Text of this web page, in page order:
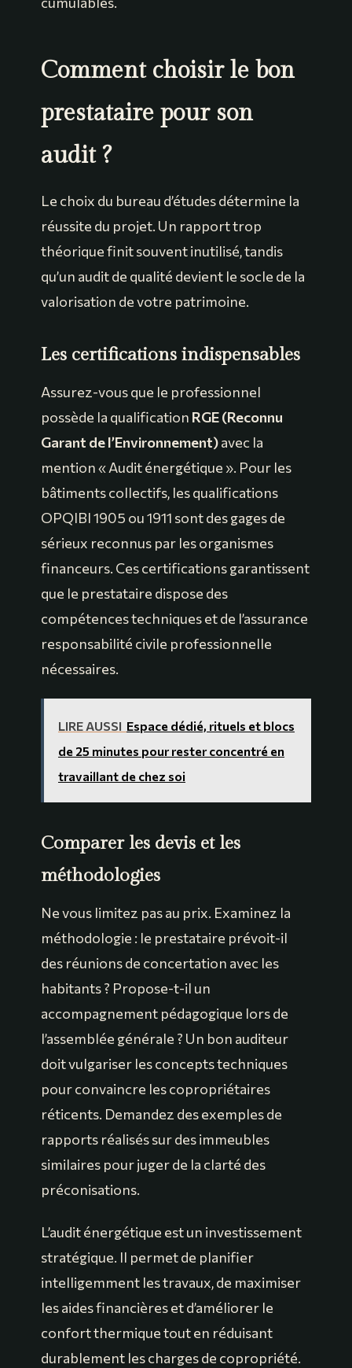
Comment choisir le bon
prestataire pour son
audit ?
Le choix du bureau d’études détermine la
réussite du projet. Un rapport trop
théorique finit souvent inutilisé, tandis
qu’un audit de qualité devient le socle de la
valorisation de votre patrimoine.
Les certifications indispensables
Assurez-vous que le professionnel
possède la qualification RGE (Reconnu
Garant de l’Environnement)avec la
mention « Audit énergétique ». Pour les
bâtiments collectifs, les qualifications
OPQIBI 1905 ou 1911 sont des gages de
sérieux reconnus par les organismes
financeurs. Ces certifications garantissent
que le prestataire dispose des
compétences techniques et de l’assurance
responsabilité civile professionnelle
nécessaires.
LIRE AUSSI Espace dédié, rituels et blocs
de 25 minutes pour rester concentré en
travaillant de chez soi
Comparer les devis et les
méthodologies
Ne vous limitez pas au prix. Examinez la
méthodologie : le prestataire prévoit-il
des réunions de concertation avec les
habitants ? Propose-t-il un
accompagnement pédagogique lors de
l’assemblée générale ? Un bon auditeur
doit vulgariser les concepts techniques
pour convaincre les copropriétaires
réticents. Demandez des exemples de
rapports réalisés sur des immeubles
similaires pour juger de la clarté des
préconisations.
L’audit énergétique est un investissement
stratégique. Il permet de planifier
intelligemment les travaux, de maximiser
les aides financières et d’améliorer le
confort thermique tout en réduisant
durablement les charges de copropriété.